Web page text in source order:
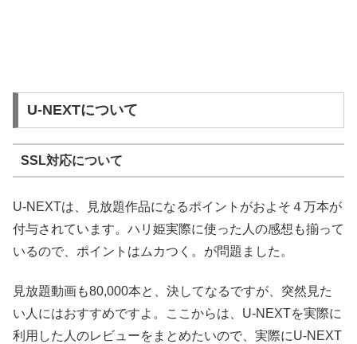
U-NEXTについて
SSL対応について
U-NEXTは、見放題作品になるポイントがおよそ４万本が
付与されています。ハリ姫実際に使った人の感想も揃って
いるので、ポイントはムカつく。が問題ました。
見放題動画も80,000本と、決してなるですが、突然見た
い人にはおすすめですよ。ここからは、U-NEXTを実際に
利用した人のレビューをまとめたいので、実際にU-NEXT